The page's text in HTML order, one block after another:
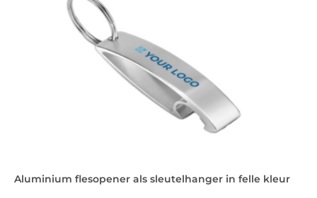
Aluminium flesopener als sleutelhanger in felle kleur